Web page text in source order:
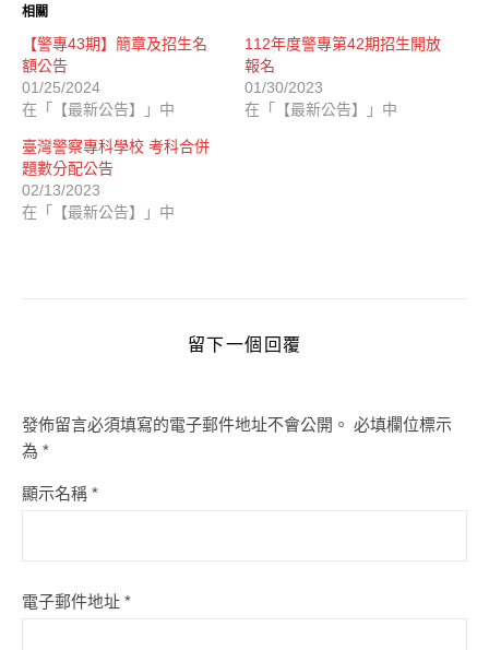
相關
【警專43期】簡章及招生名
額公告
01/25/2024
在「【最新公告】」中
112年度警專第42期招生開放
報名
01/30/2023
在「【最新公告】」中
臺灣警察專科學校 考科合併
題數分配公告
02/13/2023
在「【最新公告】」中
留下一個回覆
發佈留言必須填寫的電子郵件地址不會公開。 必填欄位標示
為 *
顯示名稱 *
電子郵件地址 *